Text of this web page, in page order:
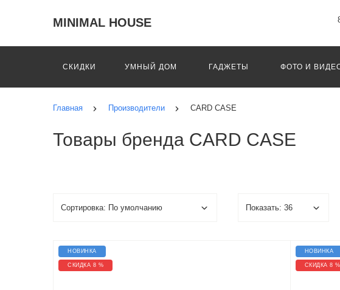
MINIMAL HOUSE
СКИДКИ УМНЫЙ ДОМ ГАДЖЕТЫ ФОТО И
Главная Производители CARD CASE
Товары бренда CARD CASE
НОВИНКА
СКИДКА 8 %
НОВИНКА
СКИДКА 8 %